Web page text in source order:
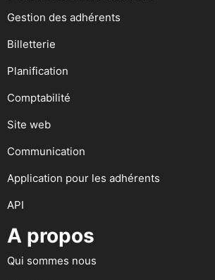
Gestion des adhérents
Billetterie
Planification
Comptabilité
Site web
Communication
Application pour les adhérents
API
A propos
Qui sommes nous